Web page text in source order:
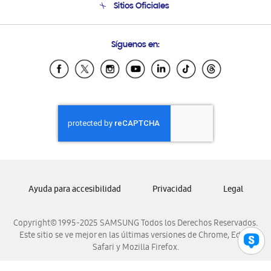
Soporte vía eMail
Sitios Oficiales
Samsung Ecuador
Samsung El Salvador
Samsung Honduras
Samsung Nicaragua
Samsung Panamá
Samsung Venezuela
Síguenos en:
Copyright© 1995-2025 SAMSUNG Todos los Derechos Reservados.
Este sitio se ve mejor en las últimas versiones de Chrome, Edge,
Safari y Mozilla Firefox.
Ayuda para accesibilidad Privacidad Legal